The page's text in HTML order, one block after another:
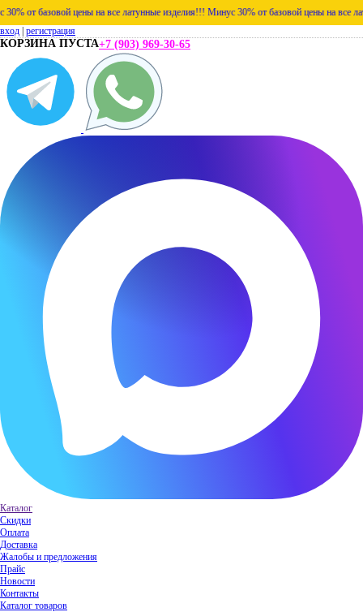
от базовой цены на все латунные изделия!!! Минус 30% от базовой цены на все
вход регистрация
КОРЗИНА ПУСТА+7 (903) 969-30-65
Каталог
Скидки
Оплата
Доставка
Жалобы и предложения
Прайс
Новости
Контакты
Каталог товаров